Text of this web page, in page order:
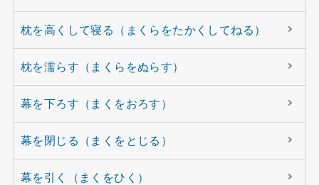
枕を高くして寝る（まくらをたかくしてねる）
枕を濡らす（まくらをぬらす）
幕を下ろす（まくをおろす）
幕を閉じる（まくをとじる）
幕を引く（まくをひく）